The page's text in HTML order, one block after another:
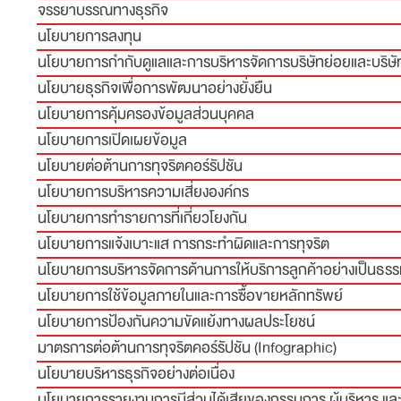
จรรยาบรรณทางธุรกิจ
นโยบายการลงทุน
นโยบายการกำกับดูแลและการบริหารจัดการบริษัทย่อยและบริ
นโยบายธุรกิจเพื่อการพัฒนาอย่างยั่งยืน
นโยบายการคุ้มครองข้อมูลส่วนบุคคล
นโยบายการเปิดเผยข้อมูล
นโยบายต่อต้านการทุจริตคอร์รัปชัน
นโยบายการบริหารความเสี่ยงองค์กร
นโยบายการทำรายการที่เกี่ยวโยงกัน
นโยบายการแจ้งเบาะแส การกระทำผิดและการทุจริต
นโยบายการบริหารจัดการด้านการให้บริการลูกค้าอย่างเป็นธร
นโยบายการใช้ข้อมูลภายในและการซื้อขายหลักทรัพย์
นโยบายการป้องกันความขัดแย้งทางผลประโยชน์
มาตรการต่อต้านการทุจริตคอร์รัปชัน (Infographic)
นโยบายบริหารธุรกิจอย่างต่อเนื่อง